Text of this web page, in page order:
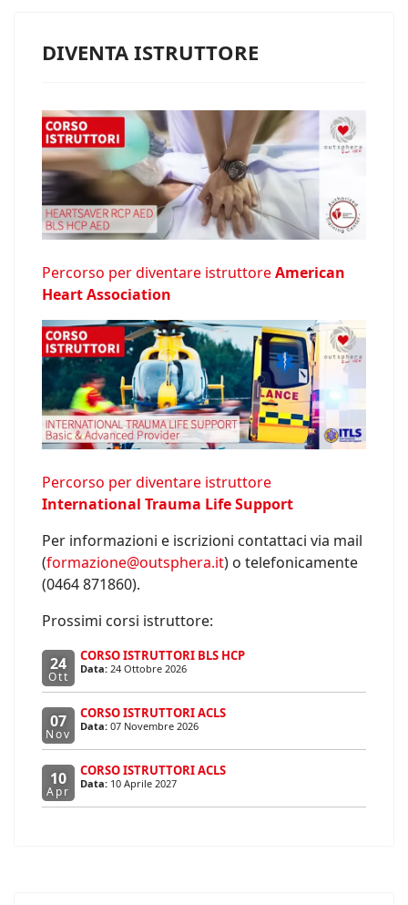
DIVENTA ISTRUTTORE
Percorso per diventare istruttoreAmerican
Heart Association
Percorso per diventare istruttore
International Trauma Life Support
Per informazioni e iscrizioni contattaci via mail
(formazione@outsphera.it) o telefonicamente
(0464 871860).
Prossimi corsi istruttore:
24
Ott
CORSO ISTRUTTORI BLS HCP
Data: 24 Ottobre 2026
07
Nov
CORSO ISTRUTTORI ACLS
Data: 07 Novembre 2026
10
Apr
CORSO ISTRUTTORI ACLS
Data: 10 Aprile 2027